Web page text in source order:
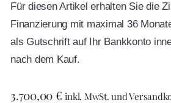
Für diesen Artikel erhalten Sie die
Finanzierung mit maximal 36
als Gutschrift auf Ihr Bankkonto
nach dem Kauf.
3.700,00€ inkl. MwSt. und